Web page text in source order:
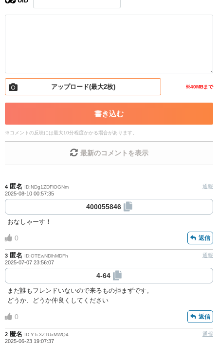
・その他、管理者が不適切と判断した投稿
コメントの削除につきましては下記フォームより申請を
いただけますでしょうか。
コメントの削除を申請する※投稿内容を確認後、順次対
応させていただきます。ご了承ください。
※一度削除したコメントは復元ができませんのでご注意
また、過度な利用規約の違反や、弊社に損害の及ぶ内容の書き込み
があった場合は、法的措置をとらせていただく場合もございますの
で、あらかじめご理解くださいませ。
アップロード(最大2枚) ※40MBまで
書き込む
※ コメントの反映には最大10分程度かかる場合があります。
最新のコメントを表示
4 匿名 ID:NDg1ZDFiOGNm
2025-08-10 00:57:35
通報
400055846
おなしゃーす！
0 返信
3 匿名 ID:OTEwNDlhMDFh
2025-07-07 23:56:07
通報
4-64
まだ誰もフレンドいないので来るもの拒まずです。
どうか、どうか仲良くしてください
0 返信
2 匿名 ID:YTc3ZTUxMWQ4
2025-06-23 19:07:37
通報